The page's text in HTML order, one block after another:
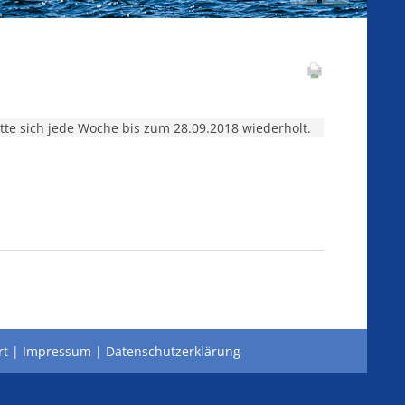
sich jede Woche bis zum 28.09.2018 wiederholt.
Impressum Datenschutzerklärung